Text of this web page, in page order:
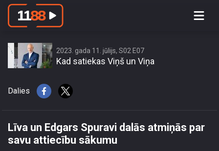
Līva un Edgars Spuravi dalās atmiņās
2023. gada 11. jūlijs, S02 E07
Kad satiekas Viņš un Viņa
Dalies
Līva un Edgars Spuravi dalās atmiņās par
savu attiecību sākumu